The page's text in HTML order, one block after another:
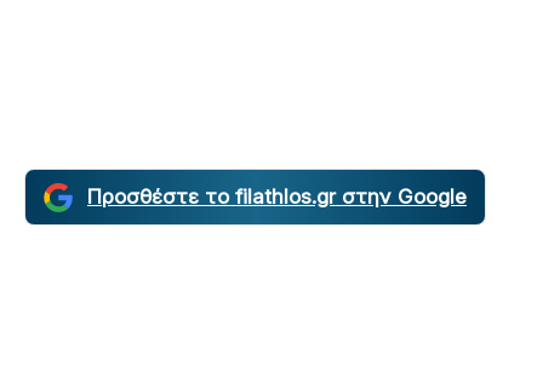
Προσθέστε το filathlos.gr στην Google